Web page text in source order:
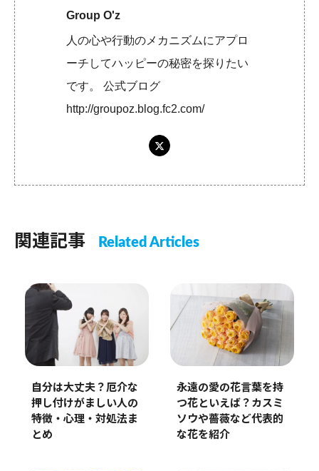
Group O'z
人の心や行動のメカニズムにアプロ
ーチしてハッピーの秘密を探りたい
です。 公式ブログ
http://groupoz.blog.fc2.com/
関連記事 Related Articles
自分は大丈夫？厄介な
押し付けがましい人の
特徴・心理・対処法ま
とめ
永遠の愛の花言葉を持
つ花といえば？カスミ
ソウや薔薇など代表的
な花を紹介